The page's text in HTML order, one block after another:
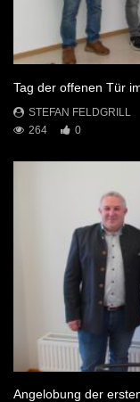
Tag der offenen Tür
STEFAN FELDGRILL
264
0
Angelobung der